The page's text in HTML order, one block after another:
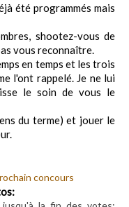
été programmés mais
shootez-vous de
vous reconnaître.
en temps et les trois
l'ont rappelé. Je ne lui
le soin de vous le
du terme) et jouer le
concours